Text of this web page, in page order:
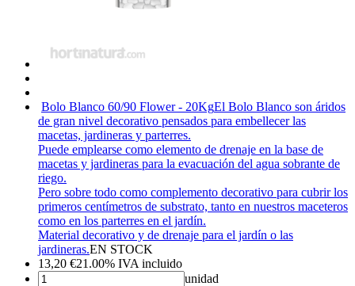
Bolo Blanco 60/90 Flower - 20KgEl Bolo Blanco son áridos
de gran nivel decorativo pensados para embellecer las
macetas, jardineras y parterres.
Puede emplearse como elemento de drenaje en la base de
macetas y jardineras para la evacuación del agua sobrante de
riego.
Pero sobre todo como complemento decorativo para cubrir los
primeros centímetros de substrato, tanto en nuestros maceteros
como en los parterres en el jardín.
Material decorativo y de drenaje para el jardín o las
jardineras.EN STOCK
13,20 €21.00% IVA incluido
unidad